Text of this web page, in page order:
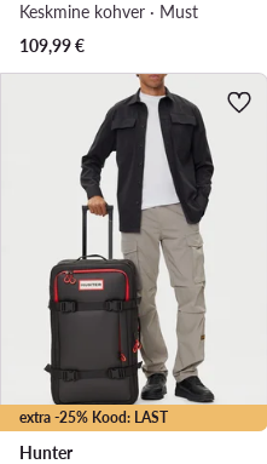
Keskmine kohver · Must
109,99€
extra -25% Kood: LAST
Hunter